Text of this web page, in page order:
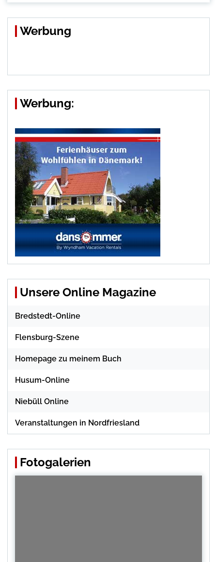
Werbung
Werbung:
Unsere Online Magazine
Bredstedt-Online
Flensburg-Szene
Homepage zu meinem Buch
Husum-Online
Niebüll Online
Veranstaltungen in Nordfriesland
Fotogalerien